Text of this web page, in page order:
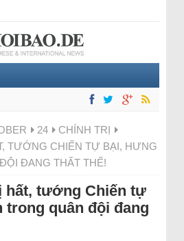
24
CHÍNH TRỊ
TƯỚNG CHIẾN TỰ BẠI, HƯNG
ĐANG THẤT THẾ!
hất, tướng Chiến tự
trong quân đội đang